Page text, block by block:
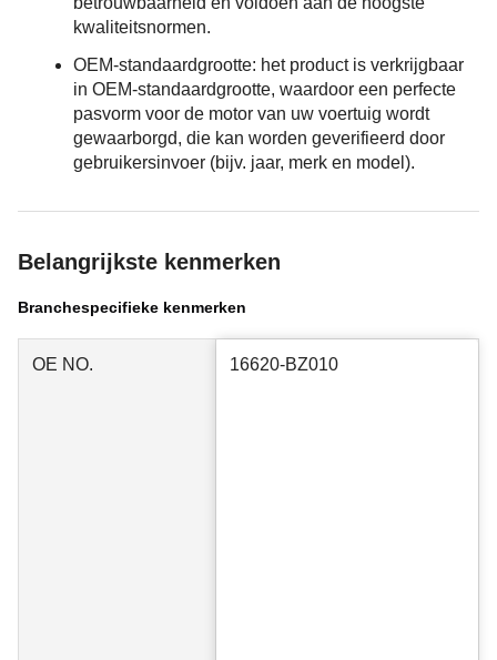
kwaliteitsnormen.
OEM-standaardgrootte: het product is verkrijgbaar
in OEM-standaardgrootte, waardoor een perfecte
pasvorm voor de motor van uw voertuig wordt
gewaarborgd, die kan worden geverifieerd door
gebruikersinvoer (bijv. jaar, merk en model).
Belangrijkste kenmerken
Branchespecifieke kenmerken
OE NO. 16620-BZ010